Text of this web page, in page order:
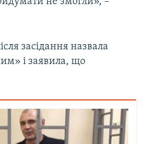
засідання назвала
і заявила, що